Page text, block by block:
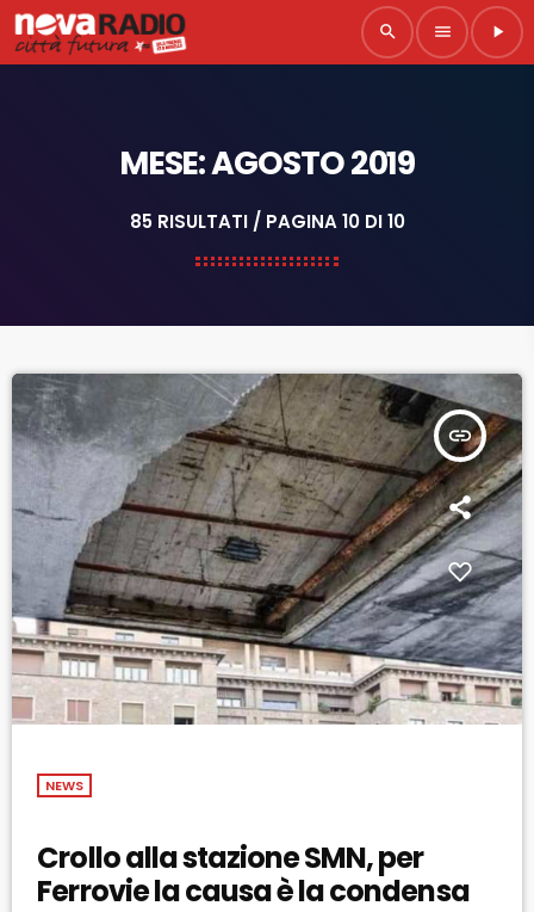
search menu play_arrow
MESE: AGOSTO 2019
85 RISULTATI / PAGINA 10 DI 10
insert_link
NEWS
Crollo alla stazione SMN, per
Ferrovie la causa è la condensa